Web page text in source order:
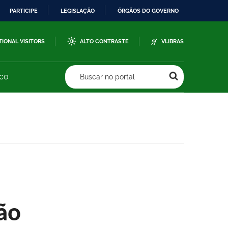
PARTICIPE LEGISLAÇÃO ÓRGÃOS DO GOVERNO
VISITORS ALTO CONTRASTE VLIBRAS
Buscar no portal